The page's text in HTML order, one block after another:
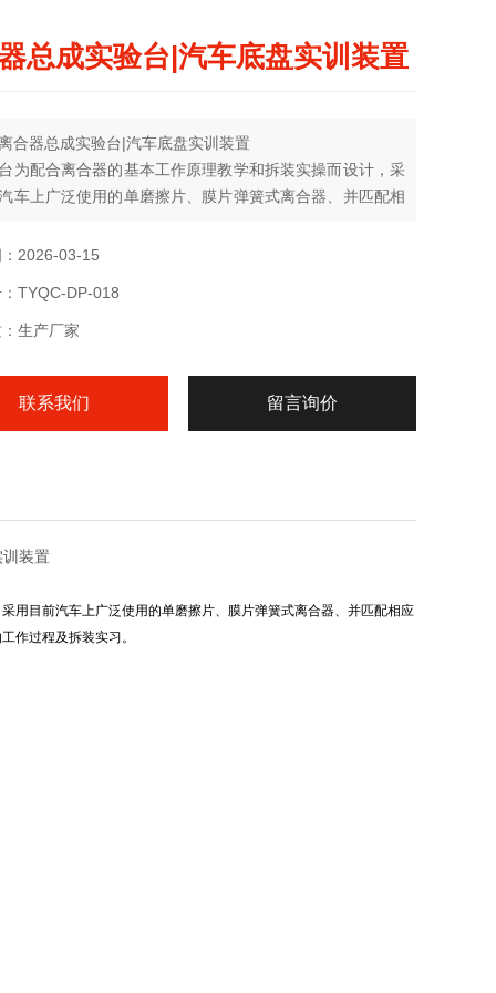
总成实验台|汽车底盘实训装置
合器总成实验台|汽车底盘实训装置
为配合离合器的基本工作原理教学和拆装实操而设计，采
车上广泛使用的单磨擦片、膜片弹簧式离合器、并匹配相
运转，可模拟离合系统的工作过程及拆装实习。
2026-03-15
TYQC-DP-018
生产厂家
联系我们 留言询价
装置
用目前汽车上广泛使用的单磨擦片、膜片弹簧式离合器、并匹配相应
作过程及拆装实习。